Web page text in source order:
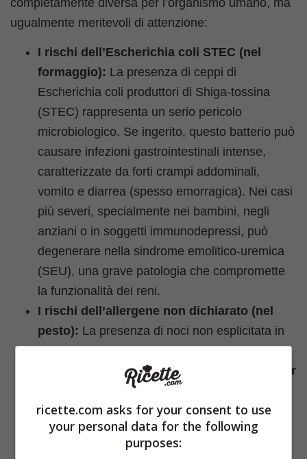
ugualmente meritevoli di attenzione:
I rischi dell’Escherichia coli STEC (nel
formaggio): La presenza di ceppi di
Escherichia coli produttori di Shiga-tossina
(STEC) rappresenta un serio pericolo
microbiologico. Se ingerito, questo batterio può
causare infezioni gastrointestinali intense,
caratterizzate da forti crampi addominali,
vomito e diarrea (spesso emorragica). Nei casi
più severi, specialmente nei bambini, negli
anziani o in soggetti immunodepressi, può
degenerare nella sindrome emolitico-uremica
(SEU), una grave patologia che compromette
la funzionalità dei reni.
I rischi dell’allergene non dichiarato (nel
pesto): La presenza di noci non esplicitata in
etichetta costituisce un pericolo immediato e
potenzialmente letale, ma esclusivamente per
i soggetti allergici alla frutta a guscio
queste persone, l’ingestione accidentale può
scatenare reazioni immunitarie rapide come
orticaria, gonfiore del volto e delle vie
ricette.com asks for your consent to use
your personal data for the following
purposes: